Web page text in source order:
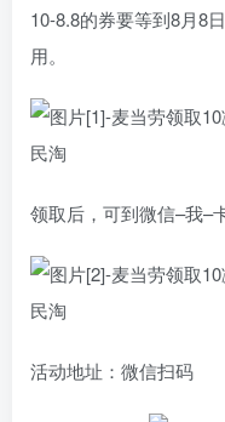
10-8.8的券要等到8月8
用。
领取后，可到微信–我–
活动地址：微信扫码